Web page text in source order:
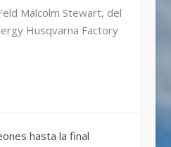
Malcolm Stewart, del
Husqvarna Factory